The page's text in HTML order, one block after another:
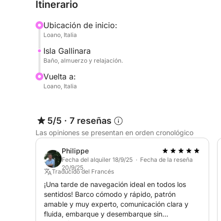
donde podrá disfrutar del mar en completa
Durante la travesía, disfrutará del encanto de la
sonido del viento y las olas. Tendrá tiempo para
cristalinas del mar de Liguria y descubrir la
Edoardo, patrón RYA Yachtmaster Offshore, le
garantizando una experiencia segura y
Un día completo en el mar, que incluye
Moon Shadow es un elegante Sun Odyssey 43
actualizado para garantizar comodidad,
Navegar es la esencia de nuestras excursiones:
guiar por el viento es la forma más auténtica de
El barco está amarrado en Marina di Loano,
Itinerario
Ubicación de inicio:
Loano, Italia
Isla Gallinara
Baño, almuerzo y relajación.
Vuelta a:
Loano, Italia
5/5 · 7 reseñas
Las opiniones se presentan en orden cronológico
Philippe
Fecha del alquiler 18/9/25 · Fecha de la reseña
20/9/25
Traducido del Francés
¡Una tarde de navegación ideal en todos los
sentidos! Barco cómodo y rápido, patrón
amable y muy experto, comunicación clara y
fluida, embarque y desembarque sin